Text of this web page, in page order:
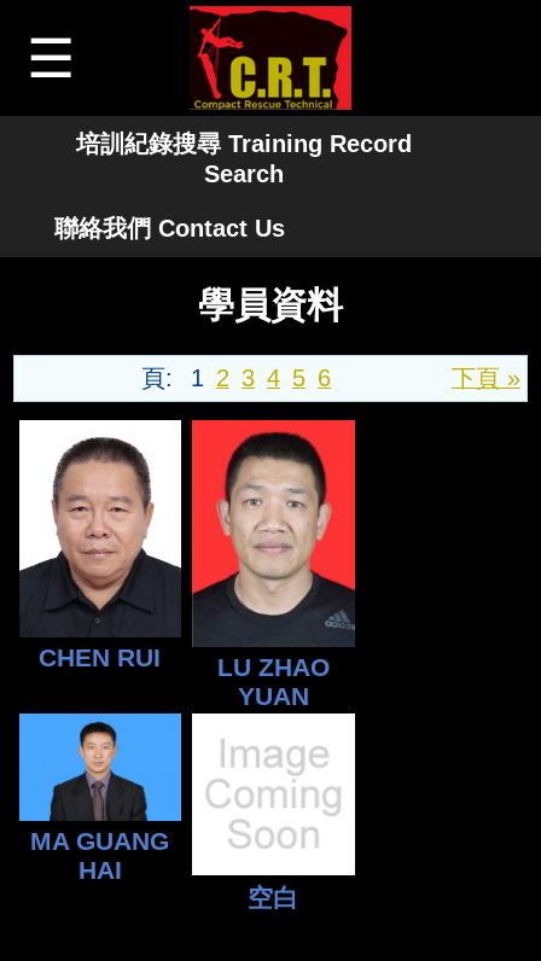
☰
培訓紀錄搜尋 Training Record
Search
聯絡我們 Contact Us
學員資料
下頁 »
頁: 1 2 3 4 5 6
CHEN RUI
LU ZHAO
YUAN
MA GUANG
HAI
空白